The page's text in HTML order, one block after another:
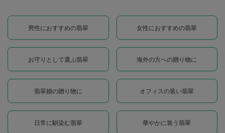
男性におすすめの翡翠 女性におすすめの翡翠
お守りとして選ぶ翡翠 海外の方への贈り物に
翡翠婚の贈り物に オフィスの装い翡翠
日常に馴染む翡翠 華やかに装う翡翠